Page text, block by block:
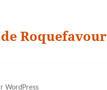
Roquefavour
WordPress